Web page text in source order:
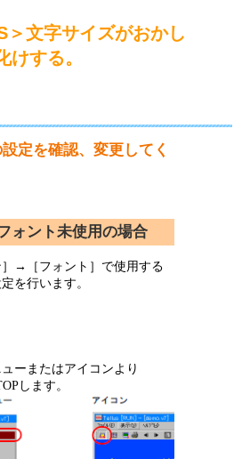
＞文字サイズがおかし
けする。
定を確認、変更してく
ォント未使用の場合
］→［フォント］で使用する
を行います。
ーまたはアイコンより
します。